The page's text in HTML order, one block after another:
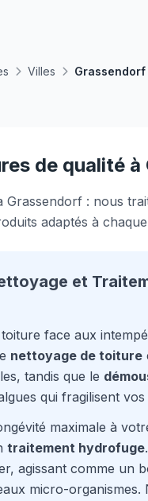
Villes Grassendorf
de qualité
Grassendorf : nous
adaptés à
et
face aux
nettoyage de toiture
tandis que le
qui fragilisent vos
maximale à
traitement hydrofuge
agissant comme un
micro-